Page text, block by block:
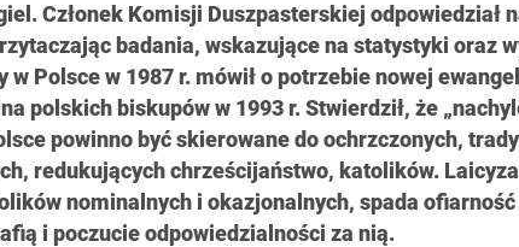
Członek Komisji Duszpasterskiej odpowiedział
badania, wskazujące na statystyki oraz
w Polsce w 1987 r. mówił o potrzebie nowej
polskich biskupów w 1993 r. Stwierdził, że
powinno być skierowane do ochrzczonych,
redukujących chrześcijaństwo, katolików.
nominalnych i okazjonalnych, spada
i poczucie odpowiedzialności za nią.